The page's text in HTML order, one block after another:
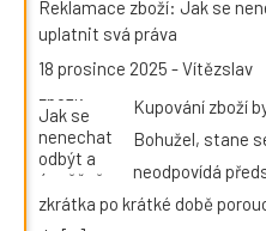
Reklamace zboží: Jak se
uplatnit svá práva
18 prosince 2025 -Vítězslav
Kupování zboží
Bohužel, stane
neodpovídá
zkrátka po krátké době